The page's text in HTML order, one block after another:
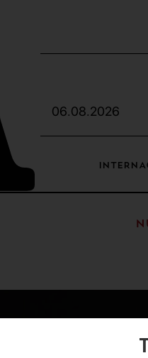
06.08.2026